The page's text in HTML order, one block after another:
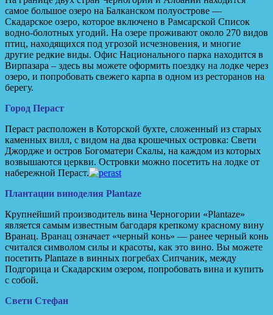
самое большое озеро на Балканском полуострове —
Скадарское озеро, которое включено в Рамсарской Список
водно-болотных угодий. На озере проживают около 270 видов
птиц, находящихся под угрозой исчезновения, и многие
другие редкие виды. Офис Национального парка находится в
Вирпазара – здесь вы можете оформить поездку на лодке через
озеро, и попробовать свежего карпа в одном из ресторанов на
берегу.
Город Пераст
Пераст расположен в Которской бухте, сложенный из старых
каменных вилл, с видом на два крошечных островка: Свети
Джордже и остров Богоматери Скалы, на каждом из которых
возвышаются церкви. Островки можно посетить на лодке от
набережной Пераст.
Плантации виноделия Plantaze
Крупнейший производитель вина Черногории «Plantaze»
является самым известным багодаря крепкому красному вину
Вранац. Вранац означает «черный конь» — ранее черный конь
считался символом силы и красоты, как это вино. Вы можете
посетить Plantaze в винных погребах Сипчаник, между
Подгорица и Скадарским озером, попробовать вина и купить
с собой.
Свети Стефан